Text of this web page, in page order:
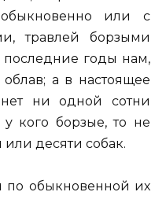
или с
травлей борзыми
последние годы нам,
а в настоящее
ни одной сотни
кого борзые, то не
десяти собак.
по обыкновенной их